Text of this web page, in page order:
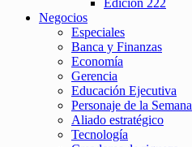
Edición 222
Negocios
Especiales
Banca y Finanzas
Economía
Gerencia
Educación Ejecutiva
Personaje de la Semana
Aliado estratégico
Tecnología